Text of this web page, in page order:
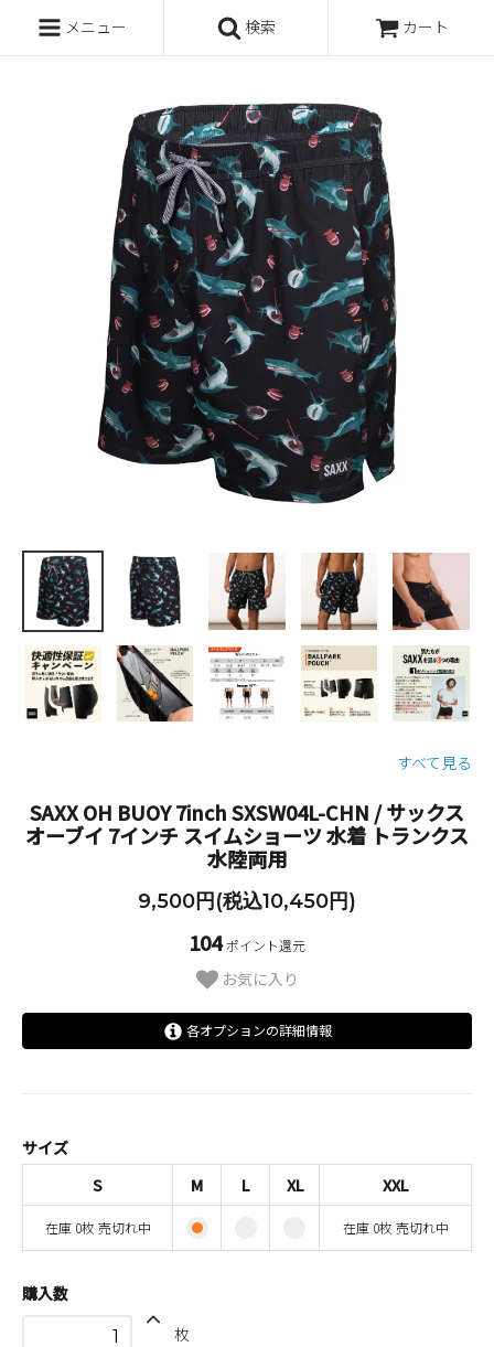
メニュー 検索 カート
すべて見る
SAXX OH BUOY 7inch SXSW04L-CHN / サックス
オーブイ 7インチ スイムショーツ 水着 トランクス
水陸両用
9,500円(税込10,450円)
104ポイント還元
お気に入り
各オプションの詳細情報
XXL
サイズ
S
M L XL XXL
在庫 0枚 売切れ中 在庫 0枚 売切れ中
購入数
枚